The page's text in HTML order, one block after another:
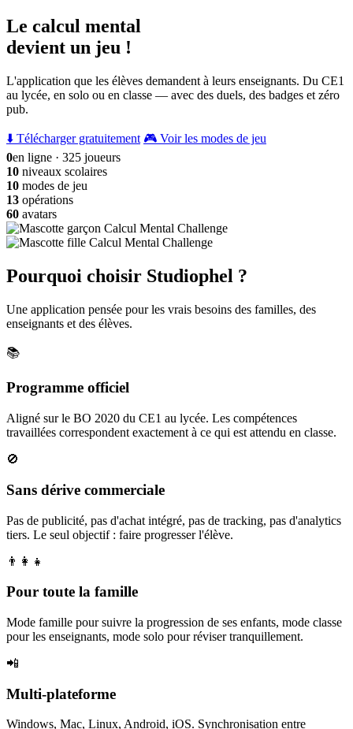
Le calcul mental
devient un jeu !
L'application que les élèves demandent à leurs enseignants. Du CE1
au lycée, en solo ou en classe — avec des duels, des badges et zéro
pub.
⬇️ Télécharger gratuitement 🎮 Voir les modes de jeu
0en ligne · 325 joueurs
10 niveaux scolaires
10 modes de jeu
13 opérations
60 avatars
Pourquoi choisir Studiophel ?
Une application pensée pour les vrais besoins des familles, des
enseignants et des élèves.
📚
Programme officiel
Aligné sur le BO 2020 du CE1 au lycée. Les compétences
travaillées correspondent exactement à ce qui est attendu en classe.
🚫
Sans dérive commerciale
Pas de publicité, pas d'achat intégré, pas de tracking, pas d'analytics
tiers. Le seul objectif : faire progresser l'élève.
👨‍👩‍👧
Pour toute la famille
Mode famille pour suivre la progression de ses enfants, mode classe
pour les enseignants, mode solo pour réviser tranquillement.
📲
Multi-plateforme
Windows, Mac, Linux, Android, iOS. Synchronisation entre